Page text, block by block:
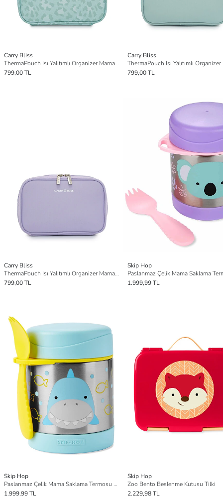
Carry Bliss
ThermaPouch Isı Yalıtımlı Organizer Mama ve Atıştırmalık Çantası
799,00 TL
Carry Bliss
799,00 TL
Carry Bliss
ThermaPouch Isı Yalıtımlı Organizer Mama ve Atıştırmalık Çantası
799,00 TL
Skip Hop
1.999,99 TL
Skip Hop
Paslanmaz Çelik Mama Saklama Termosu - Köpek Balığı
1.999,99 TL
Skip Hop
Zoo Bento Beslenme Kutusu Tilki
2.229,98 TL